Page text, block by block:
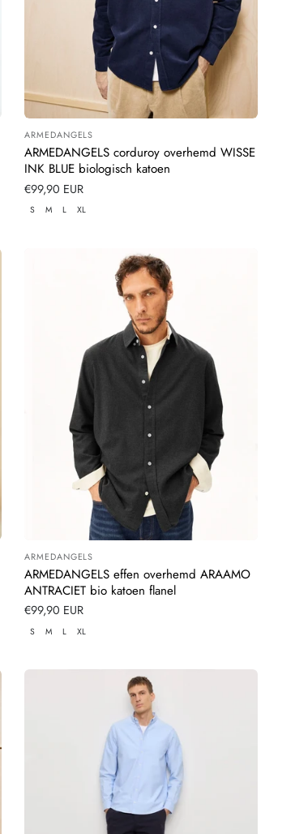
Leverancier:
ARMEDANGELS
ARMEDANGELS corduroy overhemd WISSE
INK BLUE biologisch katoen
Normale
prijs
€99,90 EUR
S M L XL
Leverancier:
ARMEDANGELS
ARMEDANGELS effen overhemd ARAAMO
ANTRACIET bio katoen flanel
Normale
prijs
€99,90 EUR
S M L XL